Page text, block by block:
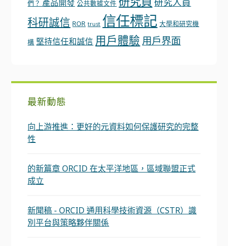
們？ 產品開發 公共數據文件
科研誠信 ROR trust 信任標記 大學和研究機
構 堅持信任和誠信 用戶體驗 用戶界面
最新動態
向上游推進：更好的元資料如何保護研究的完整
性
的新篇章 ORCID 在太平洋地區，區域聯盟正式
成立
新聞稿 - ORCID 通用科學技術資源（CSTR）識
別平台與策略夥伴關係